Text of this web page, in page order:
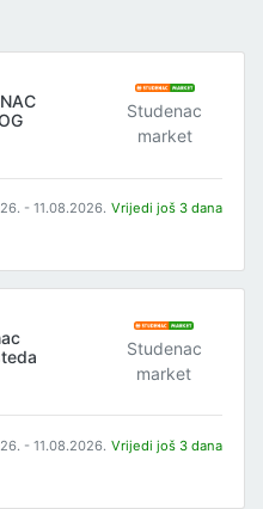
Studenac
market
- 11.08.2026. Vrijedi još 3 dana
Studenac
market
- 11.08.2026. Vrijedi još 3 dana